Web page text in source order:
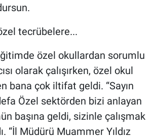
tecrübelere...
özel okullardan sorumlu
olarak çalışırken, özel okul
bana çok iltifat geldi. “Sayın
Özel sektörden bizi anlayan
başına geldi, sizinle çalışmak
“İl Müdürü Muammer Yıldız